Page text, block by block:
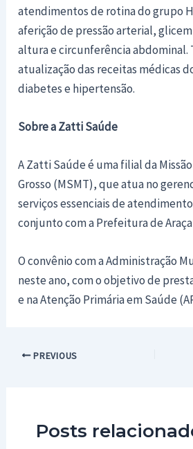
atendimentos de rotina do grupo
aferição de pressão arterial,
altura e circunferência abdominal.
atualização das receitas médicas
diabetes e hipertensão.
Sobre a Zatti Saúde
A Zatti Saúde é uma filial da
Grosso (MSMT), que atua no
serviços essenciais de
conjunto com a Prefeitura de
O convênio com a Administração
neste ano, com o objetivo de
e na Atenção Primária em Saúde
Post PREVIOUS
Posts